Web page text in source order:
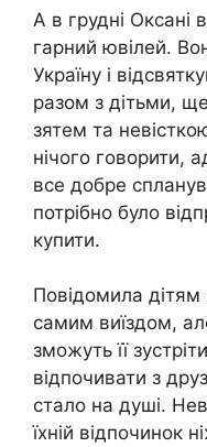
А в грудні Оксані
гарний ювілей.
Україну і
разом з дітьми,
зятем та
нічого говорити,
все добре
потрібно було
купити.
Повідомила
самим виїздом,
зможуть її
відпочивати з
стало на душі.
їхній відпочинок